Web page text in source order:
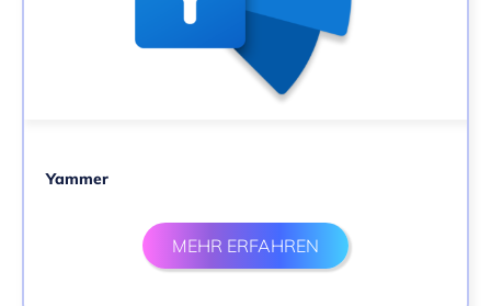
Yammer
MEHR ERFAHREN